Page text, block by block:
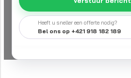
Heeft u sneller een offerte nodig?
Bel ons op +421 918 182 189